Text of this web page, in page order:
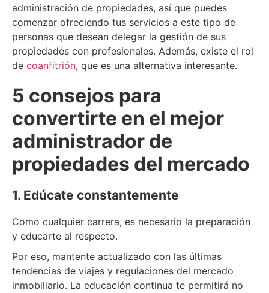
administración de propiedades, así que puedes
comenzar ofreciendo tus servicios a este tipo de
personas que desean delegar la gestión de sus
propiedades con profesionales. Además, existe el rol
de coanfitrión, que es una alternativa interesante.
5 consejos para
convertirte en el mejor
administrador de
propiedades del mercado
1. Edúcate constantemente
Como cualquier carrera, es necesario la preparación
y educarte al respecto.
Por eso, mantente actualizado con las últimas
tendencias de viajes y regulaciones del mercado
inmobiliario. La educación continua te permitirá no